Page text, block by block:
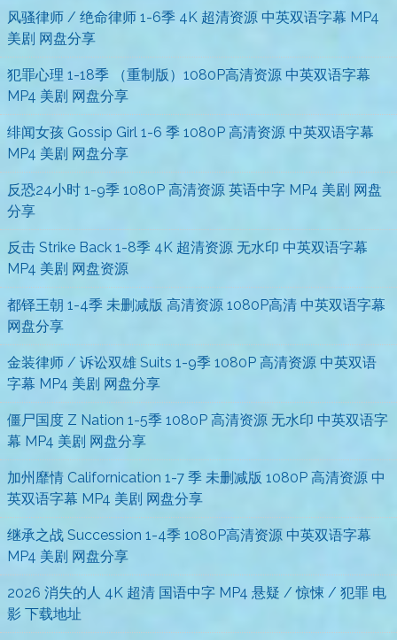
风骚律师 / 绝命律师 1-6季 4K 超清资源 中英双语字幕 MP4
美剧 网盘分享
犯罪心理 1-18季 （重制版）1080P高清资源 中英双语字幕
MP4 美剧 网盘分享
绯闻女孩 Gossip Girl 1-6 季 1080P 高清资源 中英双语字幕
MP4 美剧 网盘分享
反恐24小时 1-9季 1080P 高清资源 英语中字 MP4 美剧 网盘
分享
反击 Strike Back 1-8季 4K 超清资源 无水印 中英双语字幕
MP4 美剧 网盘资源
都铎王朝 1-4季 未删减版 高清资源 1080P高清 中英双语字幕
网盘分享
金装律师 / 诉讼双雄 Suits 1-9季 1080P 高清资源 中英双语
字幕 MP4 美剧 网盘分享
僵尸国度 Z Nation 1-5季 1080P 高清资源 无水印 中英双语字
幕 MP4 美剧 网盘分享
加州靡情 Californication 1-7 季 未删减版 1080P 高清资源 中
英双语字幕 MP4 美剧 网盘分享
继承之战 Succession 1-4季 1080P高清资源 中英双语字幕
MP4 美剧 网盘分享
2026 消失的人 4K 超清 国语中字 MP4 悬疑 / 惊悚 / 犯罪 电
影 下载地址